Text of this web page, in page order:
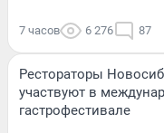
7 часов 6 276 87
Рестораторы
участвуют в
гастрофестивале